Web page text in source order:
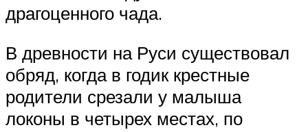
драгоценного чада.
В древности на Руси существовал
обряд, когда в годик крестные
родители срезали у малыша
локоны в четырех местах, по